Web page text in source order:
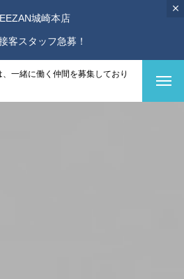
城崎本店
客スタッフ急募！
一緒に働く仲間を募集しており